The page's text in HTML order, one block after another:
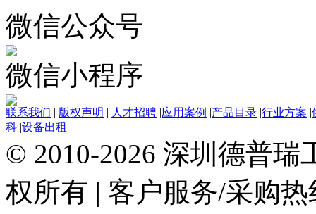
微信公众号
微信小程序
联系我们 | 版权声明 | 人才招聘 |应用案例 |产品目录 |行业方案 |
科 |设备出租
© 2010-2026 深圳德普瑞
权所有 | 客户服务/采购热